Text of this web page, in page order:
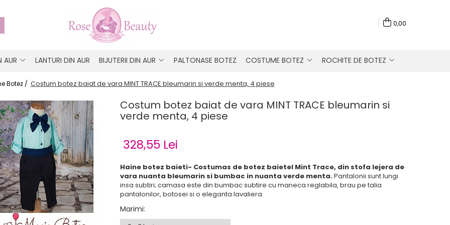
0,00
AUR LANTURI DIN AUR BIJUTERII DIN AUR PALTONASE BOTEZ COSTUME BOTEZ ROCHITE DE BOTEZ
Botez / Costum botez baiat de vara MINT TRACE bleumarin si verde menta, 4 piese
Costum botez baiat de vara MINT TRACE bleumarin si
verde menta, 4 piese
328,55 Lei
Haine botez baieti- Costumas de botez baietel Mint Trace, din stofa lejera de
vara nuanta bleumarin si bumbac in nuanta verde menta.Pantalonii sunt lungi
insa subtiri; camasa este din bumbac subtire cu maneca reglabila, brau pe talia
pantalonilor, botosei si o eleganta lavaliera.
Marimi: